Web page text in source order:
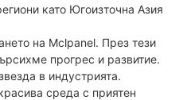
като Югоизточна Азия
на Mclpanel. През тези
прогрес и развитие.
в индустрията.
среда с приятен